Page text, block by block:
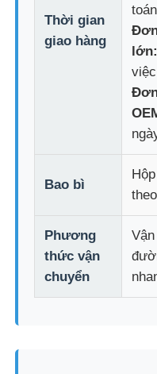
Thời gian
giao hàng
toán
việc
Bao bì
Phương
thức vận
chuyển